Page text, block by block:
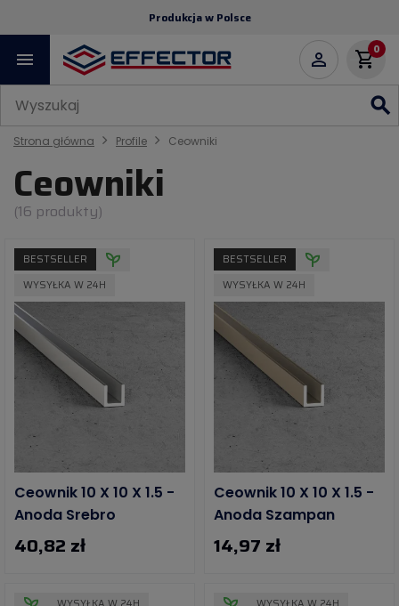
Produkcja w Polsce
menu
search
 shopping_cart0
Strona główna Profile Ceowniki
Ceowniki
(16 produkty)
Ceownik 10 X 10 X 1.5 -
Anoda Srebro
40,82 zł
BESTSELLER
WYSYŁKA W 24H
Ceownik 10 X 10 X 1.5 -
Anoda Szampan
14,97 zł
BESTSELLER
WYSYŁKA W 24H